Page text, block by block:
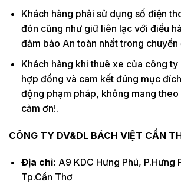
Khách hàng phải sử dụng số điện
đón cũng như giữ liên lạc với điều
đảm bảo An toàn nhất trong chuyến
Khách hàng khi thuê xe của công
hợp đồng và cam kết đúng mục
động phạm pháp, không mang theo
cảm ơn!.
CÔNG TY DV&DL BÁCH VIỆT CẦN
Địa chỉ: A9 KDC Hưng Phú, P.Hưng
Tp.Cần Thơ